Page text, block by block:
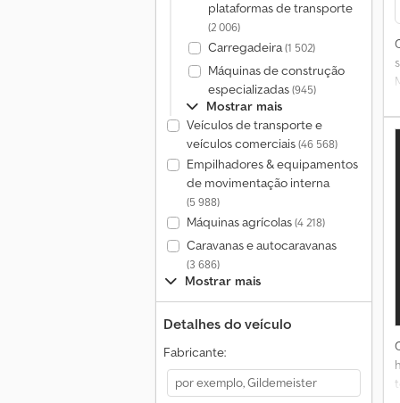
plataformas de transporte
(2 006)
Carregadeira(1 502)
Máquinas de construção
especializadas(945)
Mostrar mais
Veículos de transporte e
veículos comerciais(46 568)
Empilhadores & equipamentos
de movimentação interna
(5 988)
Máquinas agrícolas(4 218)
Caravanas e autocaravanas
(3 686)
Mostrar mais
Detalhes do veículo
Fabricante: